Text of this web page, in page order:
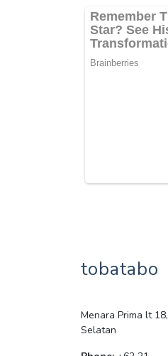
tobatabo
Menara Prima lt
Selatan